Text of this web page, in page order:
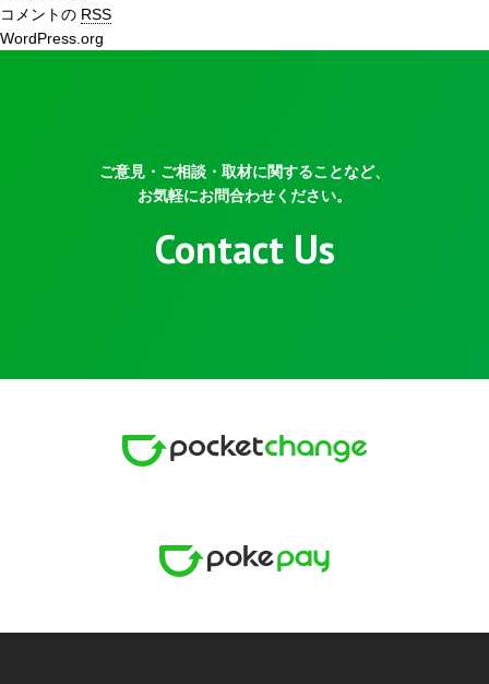
コメントの RSS
WordPress.org
ご意見・ご相談・取材に関することなど、
お気軽にお問合わせください。
Contact Us